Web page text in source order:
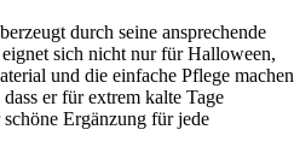
durch seine ansprechende
sich nicht nur für Halloween,
und die einfache Pflege machen
er für extrem kalte Tage
Ergänzung für jede